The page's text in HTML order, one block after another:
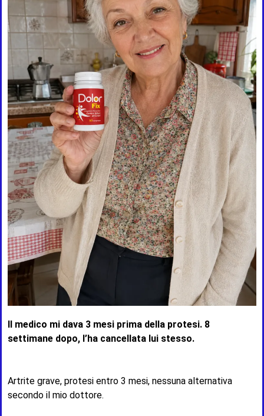
Il medico mi dava 3 mesi prima della protesi. 8
settimane dopo, l’ha cancellata lui stesso.
Artrite grave, protesi entro 3 mesi, nessuna alternativa
secondo il mio dottore.